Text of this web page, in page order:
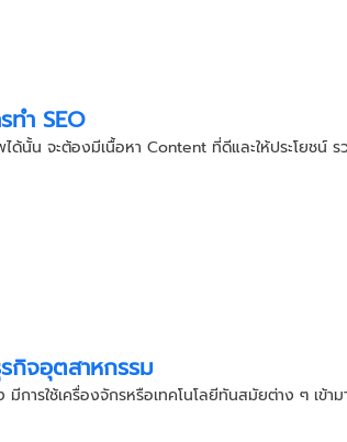
ทำ SEO
ด้นั้น จะต้องมีเนื้อหา Content ที่ดีและให้ประโยชน์
กิจอุตสาหกรรม
รใช้เครื่องจักรหรือเทคโนโลยีทันสมัยต่าง ๆ เข้าม